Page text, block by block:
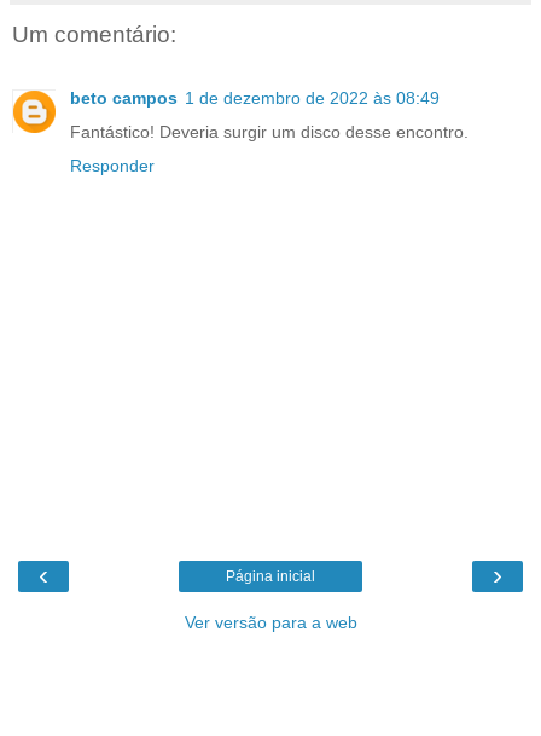
Um comentário:
beto campos 1 de dezembro de 2022 às 08:49
Fantástico! Deveria surgir um disco desse encontro.
Responder
‹ ›
Página inicial
Ver versão para a web